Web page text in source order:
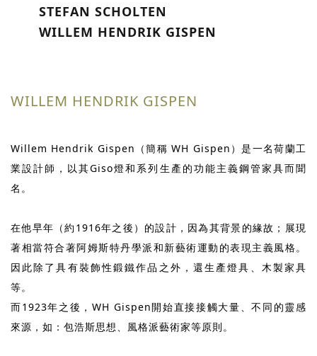
STEFAN SCHOLTEN
WILLEM HENDRIK GISPEN
WILLEM HENDRIK GISPEN
Willem Hendrik Gispen（簡稱 WH Gispen）是一名荷蘭工
業設計師，以其Giso燈和系列生產的功能主義鋼管家具而聞
名。
在他早年（約1916年之後）的設計，因為其背景的緣故；展現
著相當符合著阿姆斯特丹學派和新藝術運動的表現主義風格。
因此除了具有裝飾性鍛鐵作品之外，還生產燈具、木製家具
等。
而1923年之後，WH Gispen開始直接接觸大量、不同的靈感
來源，如：包浩斯思想、風格派藝術家等原則。